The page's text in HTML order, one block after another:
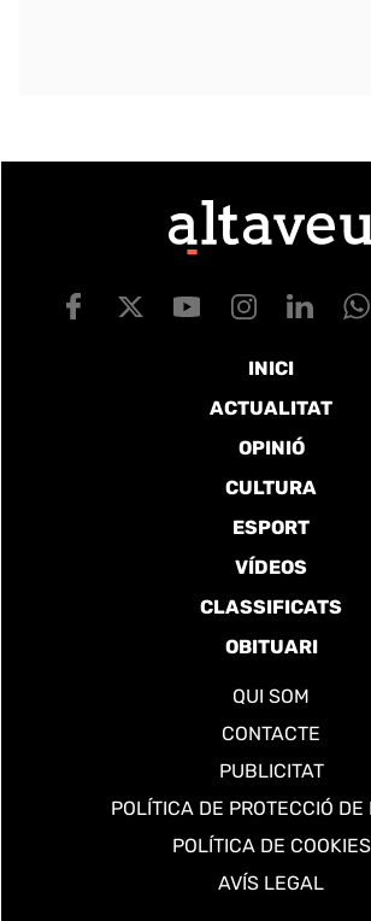
INICI
ACTUALITAT
OPINIÓ
CULTURA
ESPORT
VÍDEOS
CLASSIFICATS
OBITUARI
QUI SOM
CONTACTE
PUBLICITAT
POLÍTICA DE PROTECCIÓ DE
POLÍTICA DE COOKIES
AVÍS LEGAL